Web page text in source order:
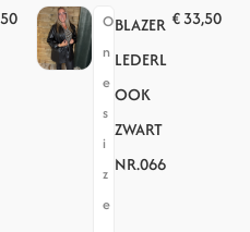
O
n
e
s
i
z
e
BLAZER
LEDERL
OOK
ZWART
NR.066
€33,50